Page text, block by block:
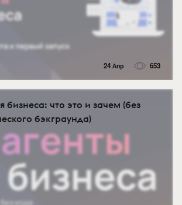
24 Апр 653
бизнеса: что это и зачем (без
бэкграунда)